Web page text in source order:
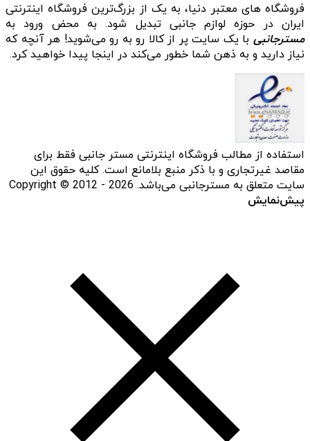
فروشگاه‌ های معتبر دنیا، به یک از بزرگ‌ترین فروشگاه اینترنتی
ایران در حوزه لوازم جانبی تبدیل شود. به محض ورود به
مسترجانبی با یک سایت پر از کالا رو به رو می‌شوید! هر آنچه که
نیاز دارید و به ذهن شما خطور می‌کند در اینجا پیدا خواهید کرد.
استفاده از مطالب فروشگاه اینترنتی مستر جانبی فقط برای
مقاصد غیرتجاری و با ذکر منبع بلامانع است. کلیه حقوق این
سایت متعلق به مسترجانبی می‌باشد. Copyright © 2012 - 2026
پیش‌نمایش